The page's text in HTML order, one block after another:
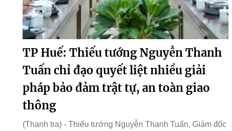
TP Huế: Thiếu tướng Nguyễn Thanh
Tuấn chỉ đạo quyết liệt nhiều giải
pháp bảo đảm trật tự, an toàn giao
thông
(Thanh tra) - Thiếu tướng Nguyễn Thanh Tuấn, Giám đốc